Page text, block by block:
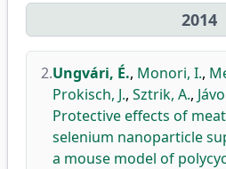
2014
2.Ungvári, É., Monori, I.,
Prokisch, J., Sztrik, A.,
Protective effects of
selenium nanoparticle
a mouse model of